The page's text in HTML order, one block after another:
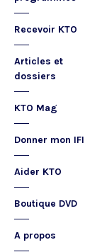
Recevoir KTO
Articles et
dossiers
KTO Mag
Donner mon IFI
Aider KTO
Boutique DVD
A propos